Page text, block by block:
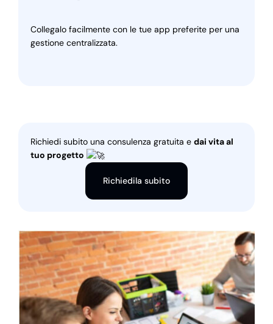
Collegalo facilmente con le tue app preferite per una
gestione centralizzata.
Richiedi subito una consulenza gratuita e dai vita al
tuo progetto
Richiedila subito